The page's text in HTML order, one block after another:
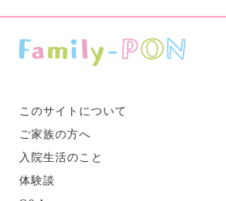
このサイトについて
ご家族の方へ
入院生活のこと
体験談